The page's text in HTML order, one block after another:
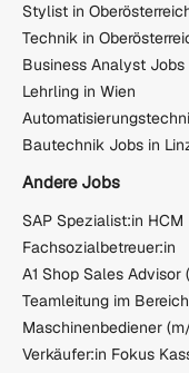
Stylist in
Technik in
Business Analyst Jobs
Lehrling in Wien
Bautechnik Jobs in
Andere Jobs
SAP Spezialist:in HCM
Fachsozialbetreuer:in
A1 Shop Sales
Teamleitung im
Maschinenbediener
Verkäufer:in Fokus